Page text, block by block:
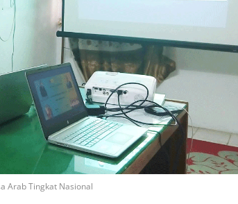
Arab Tingkat Nasional